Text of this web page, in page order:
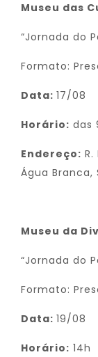
Museu das
“Jornada do
Formato:
Data: 17/08
Horário: das
Endereço:
Água Branca,
Museu da
“Jornada do
Formato:
Data: 19/08
Horário: 14h